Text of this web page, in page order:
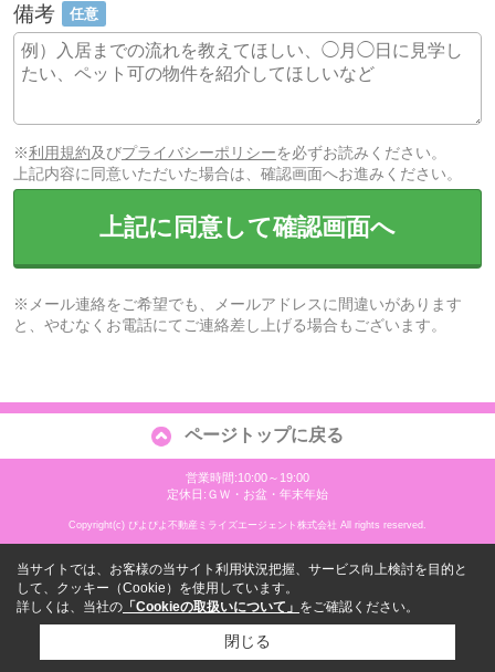
備考 任意
※利用規約及びプライバシーポリシーを必ずお読みください。
上記内容に同意いただいた場合は、確認画面へお進みください。
上記に同意して確認画面へ
※メール連絡をご希望でも、メールアドレスに間違いがあります
と、やむなくお電話にてご連絡差し上げる場合もございます。
ページトップに戻る
営業時間:10:00～19:00
定休日:ＧＷ・お盆・年末年始
Copyright(c) ぴよぴよ不動産ミライズエージェント株式会社 All rights reserved.
当サイトでは、お客様の当サイト利用状況把握、サービス向上検討を目的と
して、クッキー（Cookie）を使用しています。
詳しくは、当社の 「Cookieの取扱いについて」 をご確認ください。
閉じる